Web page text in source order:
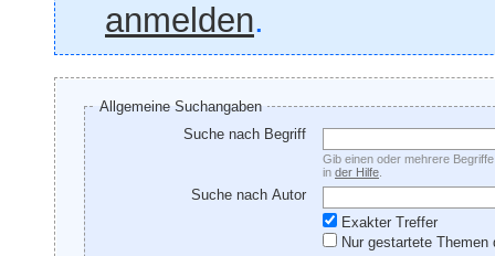
anmelden.
Allgemeine Suchangaben
Suche nach Begriff
Gib einen oder mehrere
in der Hilfe
Suche nach Autor
Exakter Treffer
Nur gestartete